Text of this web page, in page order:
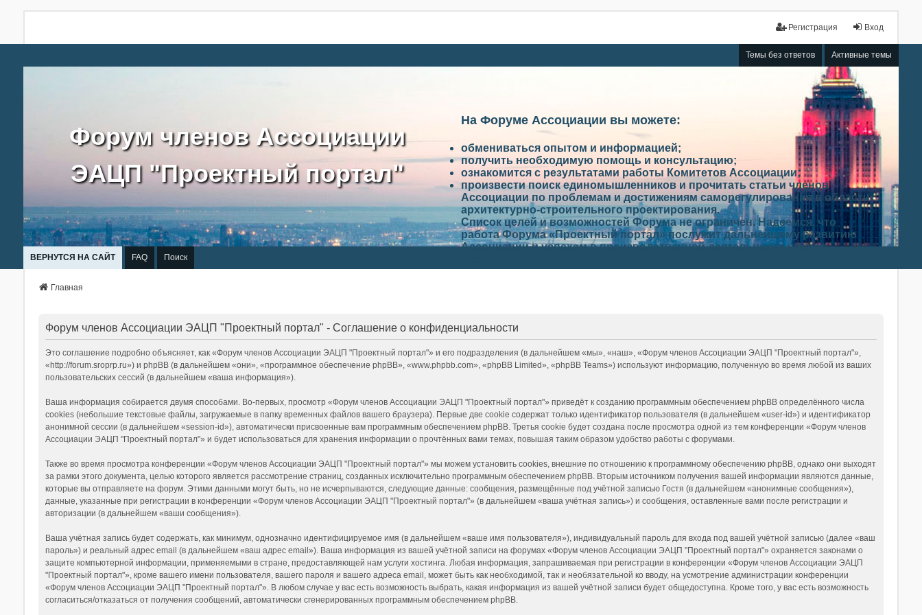
Вход
Регистрация
Темы без ответов Активные темы
Форум членов Ассоциации
ЭАЦП "Проектный портал"
На Форуме Ассоциации вы можете:
обмениваться опытом и информацией;
получить необходимую помощь и консультацию;
ознакомится с результатами работы Комитетов Ассоциации;
произвести поиск единомышленников и прочитать статьи членов
Ассоциации по проблемам и достижениям саморегулирования в области
архитектурно-строительного проектирования.
Список целей и возможностей Форума не ограничен. Надеемся, что
работа Форума «Проектный портал» послужит дальнейшему развитию
Ассоциации и успехам в производственной деятельности членов
ВЕРНУТСЯ НА САЙТ FAQ Поиск
Главная
Форум членов Ассоциации ЭАЦП "Проектный портал" - Соглашение о конфиденциальности
Это соглашение подробно объясняет, как «Форум членов Ассоциации ЭАЦП "Проектный портал"» и его подразделения (в дальнейшем «мы», «наш», «Форум членов Ассоциации ЭАЦП "Проектный портал"»,
«http://forum.sroprp.ru») и phpBB (в дальнейшем «они», «программное обеспечение phpBB», «www.phpbb.com», «phpBB Limited», «phpBB Teams») используют информацию, полученную во время любой из ваших
пользовательских сессий (в дальнейшем «ваша информация»).
Ваша информация собирается двумя способами. Во-первых, просмотр «Форум членов Ассоциации ЭАЦП "Проектный портал"» приведёт к созданию программным обеспечением phpBB определённого числа
cookies (небольшие текстовые файлы, загружаемые в папку временных файлов вашего браузера). Первые две cookie содержат только идентификатор пользователя (в дальнейшем «user-id») и идентификатор
анонимной сессии (в дальнейшем «session-id»), автоматически присвоенные вам программным обеспечением phpBB. Третья cookie будет создана после просмотра одной из тем конференции «Форум членов
Ассоциации ЭАЦП "Проектный портал"» и будет использоваться для хранения информации о прочтённых вами темах, повышая таким образом удобство работы с форумами.
Также во время просмотра конференции «Форум членов Ассоциации ЭАЦП "Проектный портал"» мы можем установить cookies, внешние по отношению к программному обеспечению phpBB, однако они выходят
за рамки этого документа, целью которого является рассмотрение страниц, созданных исключительно программным обеспечением phpBB. Вторым источником получения вашей информации являются данные,
которые вы отправляете на форум. Этими данными могут быть, но не исчерпываются, следующие данные: сообщения, размещённые под учётной записью Гостя (в дальнейшем «анонимные сообщения»),
данные, указанные при регистрации в конференции «Форум членов Ассоциации ЭАЦП "Проектный портал"» (в дальнейшем «ваша учётная запись») и сообщения, оставленные вами после регистрации и
авторизации (в дальнейшем «ваши сообщения»).
Ваша учётная запись будет содержать, как минимум, однозначно идентифицируемое имя (в дальнейшем «ваше имя пользователя»), индивидуальный пароль для входа под вашей учётной записью (далее «ваш
пароль») и реальный адрес email (в дальнейшем «ваш адрес email»). Ваша информация из вашей учётной записи на форумах «Форум членов Ассоциации ЭАЦП "Проектный портал"» охраняется законами о
защите компьютерной информации, применяемыми в стране, предоставляющей нам услуги хостинга. Любая информация, запрашиваемая при регистрации в конференции «Форум членов Ассоциации ЭАЦП
"Проектный портал"», кроме вашего имени пользователя, вашего пароля и вашего адреса email, может быть как необходимой, так и необязательной ко вводу, на усмотрение администрации конференции
«Форум членов Ассоциации ЭАЦП "Проектный портал"». В любом случае у вас есть возможность выбрать, какая информация из вашей учётной записи будет общедоступна. Кроме того, у вас есть возможность
согласиться/отказаться от получения сообщений, автоматически сгенерированных программным обеспечением phpBB.